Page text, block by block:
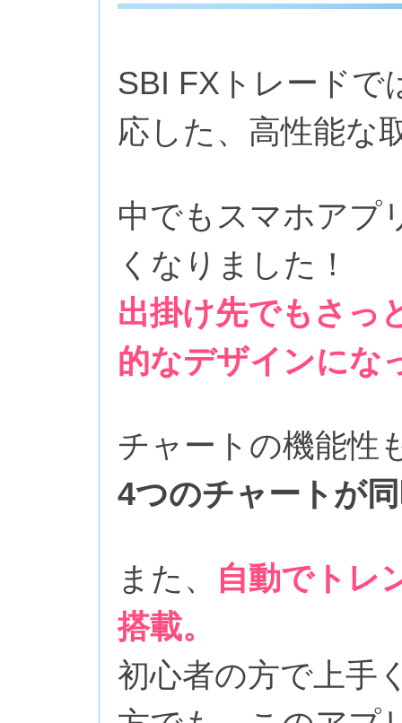
SBI FXトレードで
応した、高性能な
中でもスマホアプ
くなりました！
出掛け先でもさっ
的なデザインにな
チャートの機能性
4つのチャートが
また、
自動でトレ
搭載。
初心者の方で上手